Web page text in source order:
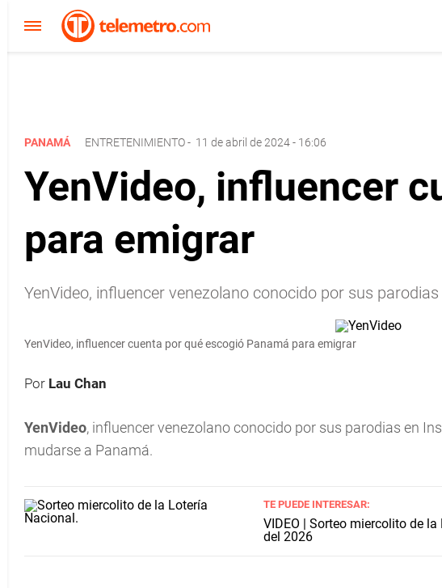
PANAMÁ ENTRETENIMIENTO- 11 de abril de 2024 - 16:06
YenVideo, influencer
para emigrar
YenVideo, influencer venezolano conocido por sus
YenVideo, influencer cuenta por qué escogió Panamá para emigrar
Por Lau Chan
YenVideo, influencer venezolano conocido por sus parodias en
mudarse a Panamá.
TE PUEDE INTERESAR:
VIDEO | Sorteo miercolito de
del 2026